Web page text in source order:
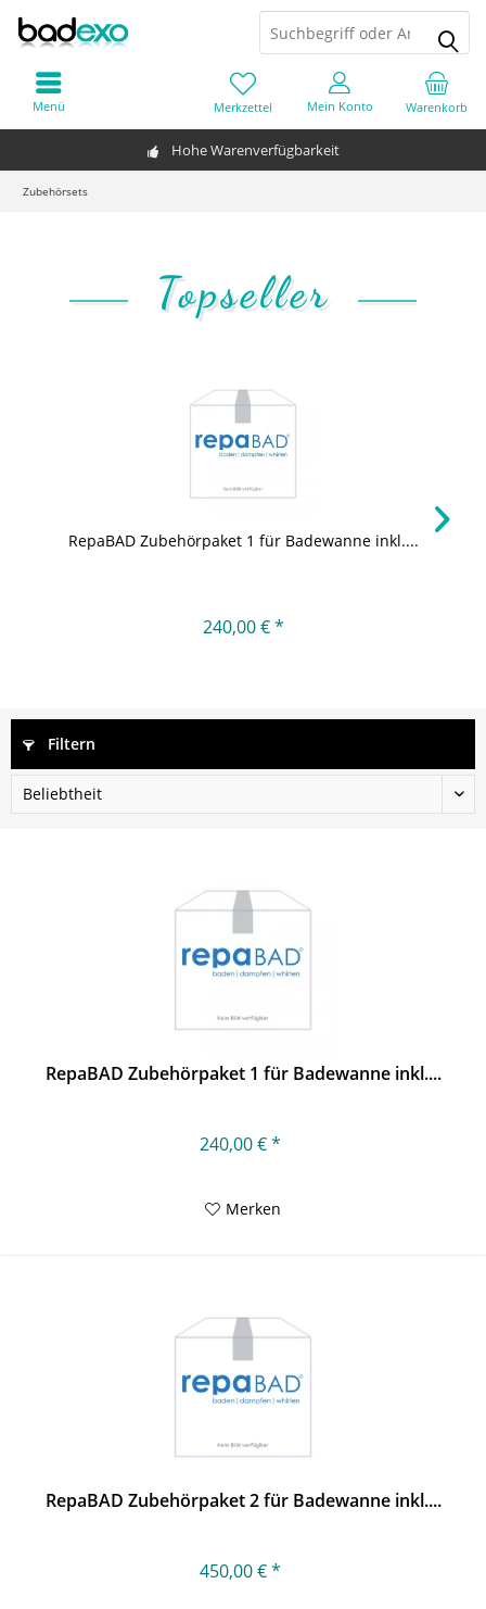
Hohe Warenverfügbarkeit
Warenkorb
Merkzettel Mein Konto
Menü
Zubehörsets
Topseller
RepaBAD Zubehörpaket 1 für Badewanne inkl....
240,00 € *
Filtern
RepaBAD Zubehörpaket 1 für Badewanne inkl....
240,00 € *
Merken
RepaBAD Zubehörpaket 2 für Badewanne inkl....
450,00 € *